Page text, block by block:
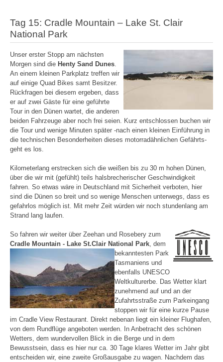
Tag 15: Cradle Mountain – Lake St. Clair
National Park
Unser erster Stopp am nächsten
Morgen sind die Henty Sand Dunes.
An einem kleinen Parkplatz treffen wir
auf einige Quad Bikes samt Besitzer.
Rückfragen bei diesem ergeben, dass
er auf zwei Gäste für eine geführte
Tour in den Dünen wartet, die anderen
beiden Fahrzeuge aber noch frei seien. Kurz entschlossen buchen wir
die Tour und wenige Minuten später -nach einen kleinen Einführung in
die technischen Besonderheiten dieses motorradähnlichen Gefährts-
geht es los.
Kilometerlang erstrecken sich die weißen bis zu 30 m hohen Dünen,
über die wir mit (gefühlt) teils halsbrecherischer Geschwindigkeit
fahren. So etwas wäre in Deutschland mit Sicherheit verboten, hier
sind die Dünen so breit und so wenige Menschen unterwegs, dass es
gefahrlos möglich ist. Mit mehr Zeit würden wir noch stundenlang am
Strand lang laufen.
So fahren wir weiter über Zeehan und Rosebery zum
Cradle Mountain - Lake St.Clair National Park, dem
bekanntesten Park
Tasmaniens und
ebenfalls UNESCO
Weltkulturerbe. Das Wetter klart
zunehmend auf und an der
Zufahrtsstraße zum Parkeingang
stoppen wir für eine kurze Pause
im Cradle View Restaurant. Direkt nebenan liegt ein kleiner Flughafen,
von dem Rundflüge angeboten werden. In Anbetracht des schönen
Wetters, dem wundervollen Blick in die Berge und in dem
Bewusstsein, dass es hier nur ca. 30 Tage klares Wetter im Jahr gibt
entscheiden wir, eine zweite Großausgabe zu wagen. Nachdem das